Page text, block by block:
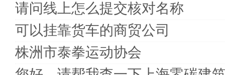
请问线上怎么提交核对名称
可以挂靠货车的商贸公司
株洲市泰拳运动协会